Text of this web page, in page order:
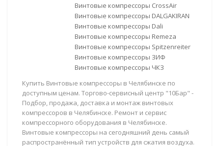
Винтовые компрессоры CrossAir
Винтовые компрессоры DALGAKIRAN
Винтовые компрессоры Dali
Винтовые компрессоры Remeza
Винтовые компрессоры Spitzenreiter
Винтовые компрессоры ЗИФ
Винтовые компрессоры ЧКЗ
Купить Винтовые компрессоры в Челябинске по
доступным ценам. Торгово-сервисный центр "10Бар" -
Подбор, продажа, доставка и монтаж винтовых
компрессоров в Челябинске. Ремонт и сервис
компрессорного оборудования в Челябинске.
Винтовые компрессоры на сегодняшний день самый
распространённый тип устройств для сжатия воздуха.